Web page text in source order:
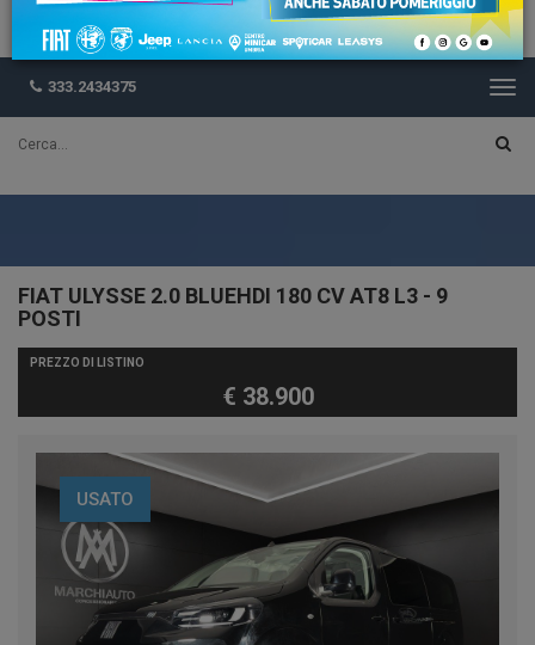
333.2434375
FIAT ULYSSE 2.0 BLUEHDI 180 CV AT8 L3 - 9
POSTI
PREZZO DI LISTINO
€ 38.900
USATO